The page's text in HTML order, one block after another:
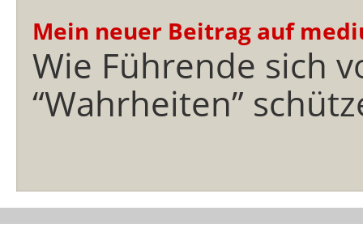
Mein neuer Beitrag auf
Wie Führende sich
“Wahrheiten”